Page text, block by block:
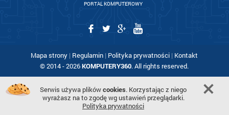
PORTAL KOMPUTEROWY
Mapa strony | Regulamin | Polityka prywatności | Kontakt
© 2014 - 2026KOMPUTERY360. All rights reserved.
Serwis używa plikówcookies. Korzystając z niego
wyrażasz na to zgodę wg ustawień przeglądarki.
Polityka prywatności